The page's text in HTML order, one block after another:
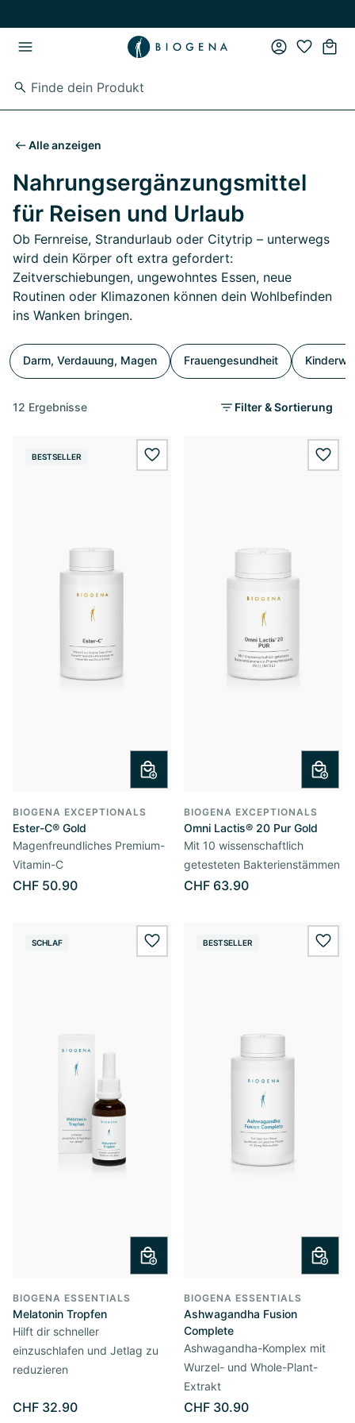
Alle anzeigen
Nahrungsergänzungsmittel
für Reisen und Urlaub
Ob Fernreise, Strandurlaub oder Citytrip – unterwegs
wird dein Körper oft extra gefordert:
Zeitverschiebungen, ungewohntes Essen, neue
Routinen oder Klimazonen können dein Wohlbefinden
ins Wanken bringen.
Darm, Verdauung, Magen Frauengesundheit
12 Ergebnisse Filter & Sortierung
BESTSELLER wishlist.add
BIOGENA EXCEPTIONALS
Ester-C® Gold
Magenfreundliches Premium-
Vitamin-C
CHF 50.90
BIOGENA EXCEPTIONALS
Omni Lactis® 20 Pur Gold
Mit 10 wissenschaftlich
getesteten Bakterienstämmen
CHF 63.90
SCHLAF wishlist.add
BIOGENA ESSENTIALS
Melatonin Tropfen
Hilft dir schneller
einzuschlafen und Jetlag zu
reduzieren
CHF 32.90
BESTSELLER
BIOGENA ESSENTIALS
Ashwagandha Fusion
Complete
Ashwagandha-Komplex mit
Wurzel- und Whole-Plant-
Extrakt
CHF 30.90